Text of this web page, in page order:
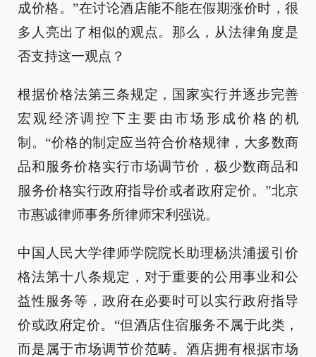
成价格。”在讨论酒店能不能在假期涨价时，很
多人亮出了相似的观点。那么，从法律角度是
否支持这一观点？
根据价格法第三条规定，国家实行并逐步完善
宏观经济调控下主要由市场形成价格的机
制。“价格的制定应当符合价格规律，大多数商
品和服务价格实行市场调节价，极少数商品和
服务价格实行政府指导价或者政府定价。”北京
市惠诚律师事务所律师宋利强说。
中国人民大学律师学院院长助理杨洪浦援引价
格法第十八条规定，对于重要的公用事业和公
益性服务等，政府在必要时可以实行政府指导
价或政府定价。“但酒店住宿服务不属于此类，
而是属于市场调节价范畴。酒店拥有根据市场